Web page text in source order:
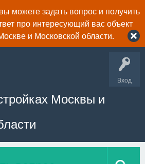
можете задать вопрос и получить
про интересующий вас объект
и Московской области.
Вход
Москвы и